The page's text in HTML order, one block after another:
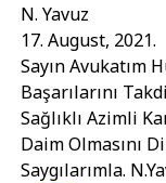
N. Yavuz
17. August, 2021.
Sayın Avukatım
Başarılarını
Sağlıklı Azimli
Daim Olmasını
Saygılarımla.